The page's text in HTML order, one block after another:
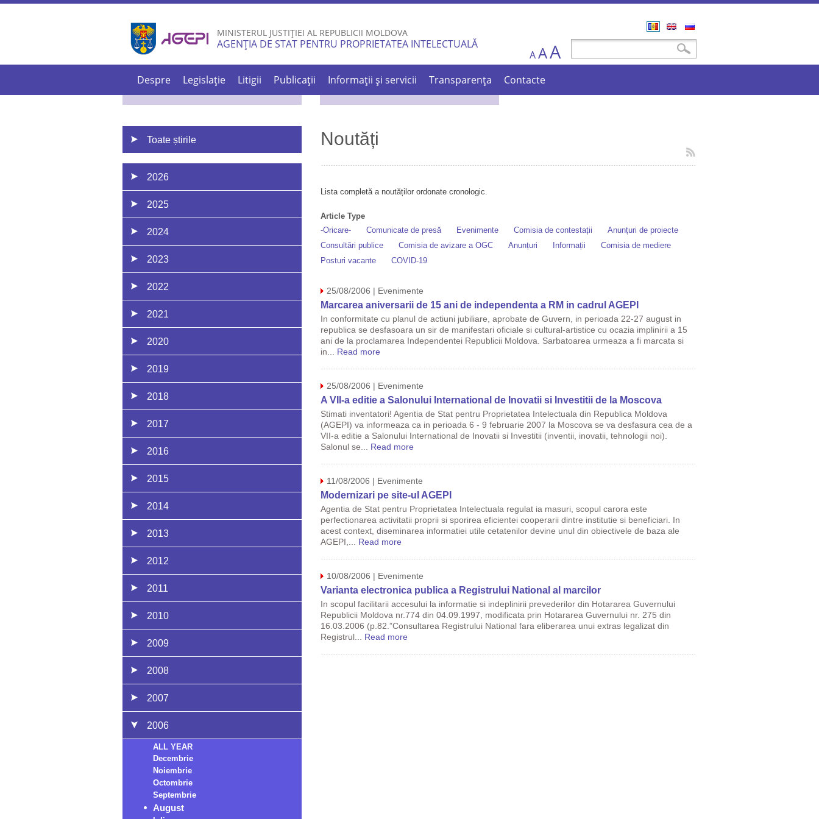
Skip to
content
MINISTERUL JUSTIȚIEI AL REPUBLICII MOLDOVA
AGENȚIA DE STAT PENTRU PROPRIETATEA INTELECTUALĂ Căutare
A AA
Despre Legislație Litigii Publicații Informații și servicii Transparența Contacte
Toate știrile
2026
2025
2024
2023
2022
2021
2020
2019
2018
2017
2016
2015
2014
2013
2012
2011
2010
2009
2008
2007
2006
ALL YEAR
Decembrie
Noiembrie
Octombrie
Septembrie
August
Noutăți
Lista completă a noutăților ordonate cronologic.
Article Type
-Oricare-
Comunicate de presă Evenimente Comisia de contestații
Anunțuri de proiecte
Consultări publice
Comisia de avizare a OGC Anunțuri Informații
Comisia de mediere
Posturi vacante
COVID-19
25/08/2006 | Evenimente
Marcarea aniversarii de 15 ani de independenta a RM in cadrul AGEPI
In conformitate cu planul de actiuni jubiliare, aprobate de Guvern, in perioada 22-27 august in
republica se desfasoara un sir de manifestari oficiale si cultural-artistice cu ocazia implinirii a 15
ani de la proclamarea Independentei Republicii Moldova. Sarbatoarea urmeaza a fi marcata si
in... Read more
25/08/2006 | Evenimente
A VII-a editie a Salonului International de Inovatii si Investitii de la Moscova
Stimati inventatori! Agentia de Stat pentru Proprietatea Intelectuala din Republica Moldova
(AGEPI) va informeaza ca in perioada 6 - 9 februarie 2007 la Moscova se va desfasura cea de a
VII-a editie a Salonului International de Inovatii si Investitii (inventii, inovatii, tehnologii noi).
Salonul se... Read more
11/08/2006 | Evenimente
Modernizari pe site-ul AGEPI
Agentia de Stat pentru Proprietatea Intelectuala regulat ia masuri, scopul carora este
perfectionarea activitatii proprii si sporirea eficientei cooperarii dintre institutie si beneficiari. In
acest context, diseminarea informatiei utile cetatenilor devine unul din obiectivele de baza ale
AGEPI,... Read more
10/08/2006 | Evenimente
Varianta electronica publica a Registrului National al marcilor
In scopul facilitarii accesului la informatie si indeplinirii prevederilor din Hotararea Guvernului
Republicii Moldova nr.774 din 04.09.1997, modificata prin Hotararea Guvernului nr. 275 din
16.03.2006 (p.82.”Consultarea Registrului National fara eliberarea unui extras legalizat din
Registrul... Read more